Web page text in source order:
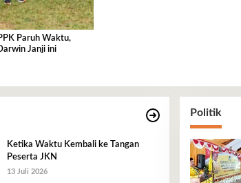
Paruh Waktu,
Janji ini
Ketika Waktu Kembali ke Tangan
Peserta JKN
13 Juli 2026
Politik